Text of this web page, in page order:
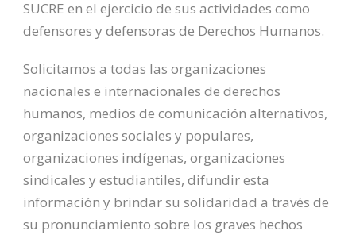
SUCRE en el ejercicio de sus actividades como
defensores y defensoras de Derechos Humanos.
Solicitamos a todas las organizaciones
nacionales e internacionales de derechos
humanos, medios de comunicación alternativos,
organizaciones sociales y populares,
organizaciones indígenas, organizaciones
sindicales y estudiantiles, difundir esta
información y brindar su solidaridad a través de
su pronunciamiento sobre los graves hechos